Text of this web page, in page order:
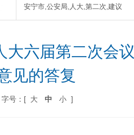
安宁市,公安局,人大,第二次,建议
大六届第二次会议
见的答复
字号：[ 大 中 小 ]